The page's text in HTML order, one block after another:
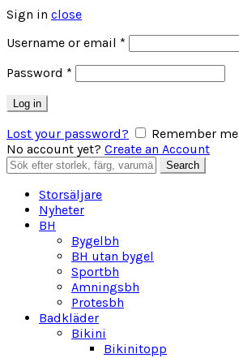
Sign in close
Username or email *
Password *
Log in
Lost your password?
Remember me
No account yet? Create an Account
Search
for:
Search
Storsäljare
Nyheter
BH
Bygelbh
BH utan bygel
Sportbh
Amningsbh
Protesbh
Badkläder
Bikini
Bikinitopp